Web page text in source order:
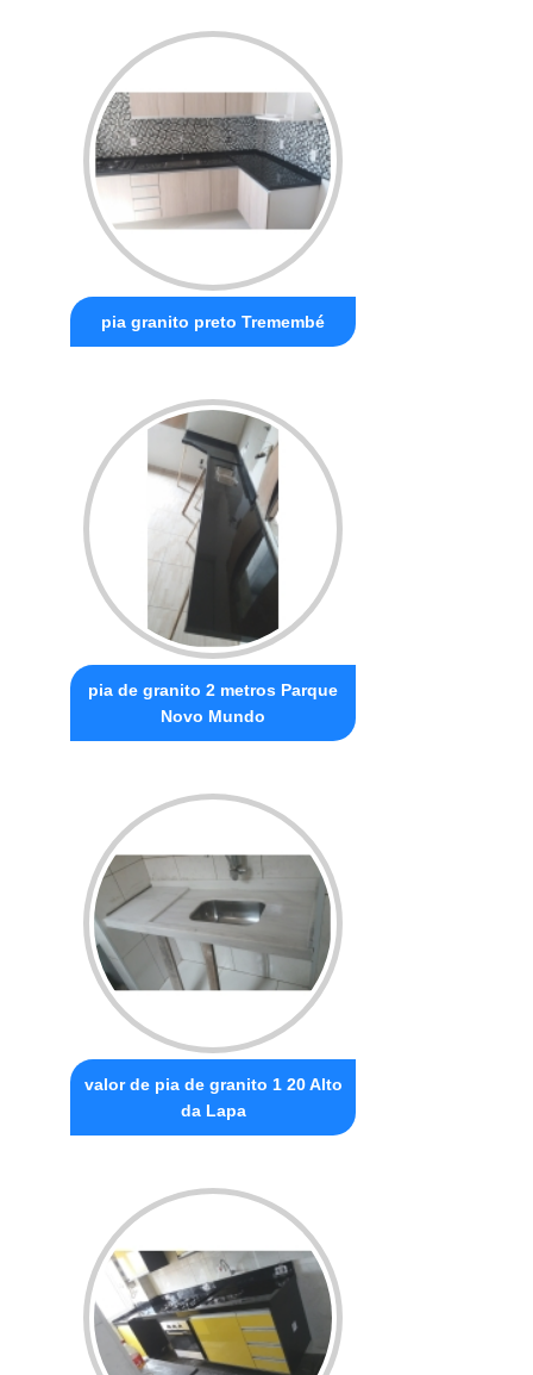
pia granito preto Tremembé
pia de granito 2 metros Parque
Novo Mundo
valor de pia de granito 1 20 Alto
da Lapa